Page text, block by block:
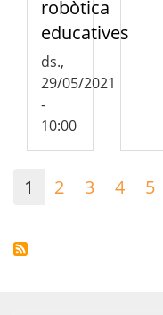
robòtica
educatives
ds.,
29/05/2021
-
10:00
1 2 3 4 5